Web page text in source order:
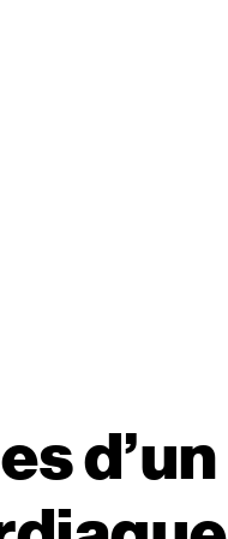
d’un